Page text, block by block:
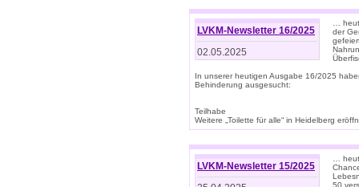
LVKM-Newsletter 16/2025
02.05.2025
…
der
In unserer heutigen Ausgabe 16/2025
Behinderung ausgesucht:
Teilhabe
Weitere „Toilette für alle“ in Heidelberg
LVKM-Newsletter 15/2025
…
50